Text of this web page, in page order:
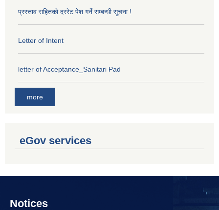
प्रस्ताव सहितकाे दररेट पेश गर्ने सम्बन्धी सूचना !
Letter of Intent
letter of Acceptance_Sanitari Pad
more
eGov services
Notices